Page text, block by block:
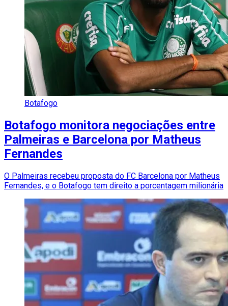
Botafogo
Botafogo monitora negociações entre
Palmeiras e Barcelona por Matheus
Fernandes
O Palmeiras recebeu proposta do FC Barcelona por Matheus
Fernandes, e o Botafogo tem direito a porcentagem milionária